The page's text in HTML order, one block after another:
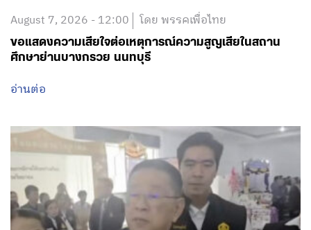
August 7, 2026 - 12:00 โดย พรรคเพื่อไทย
ขอแสดงความเสียใจต่อเหตุการณ์ความสูญเสียในสถาน
ศึกษาย่านบางกรวย นนทบุรี
อ่านต่อ